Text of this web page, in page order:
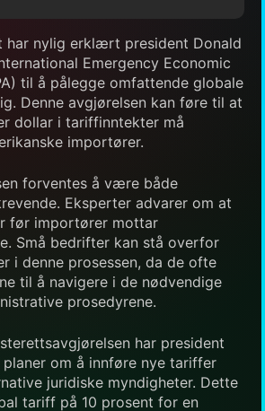
har nylig erklært president Donald
Emergency Economic
til å pålegge omfattende globale
Denne avgjørelsen kan føre til at
dollar i tariffinntekter må
importører.
forventes å være både
Eksperter advarer om at
før importører mottar
Små bedrifter kan stå overfor
i denne prosessen, da de ofte
til å navigere i de nødvendige
prosedyrene.
har president
om å innføre nye tariffer
juridiske myndigheter. Dette
tariff på 10 prosent for en